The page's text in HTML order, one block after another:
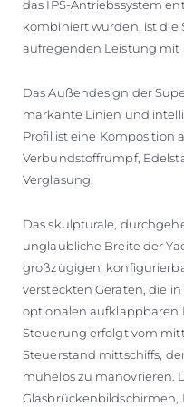
das IPS-Antriebssystem
kombiniert wurden, ist die
aufregenden Leistung mit
Das Außendesign der
markante Linien und
Profil ist eine Komposition
Verbundstoffrumpf,
Verglasung.
Das skulpturale,
unglaubliche Breite der
großzügigen,
versteckten Geräten, die
optionalen aufklappbaren
Steuerung erfolgt vom
Steuerstand mittschiffs,
mühelos zu manövrieren.